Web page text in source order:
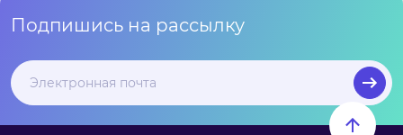
Подпишись на рассылку